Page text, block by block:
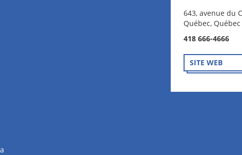
643, avenue du
Québec, Québec
418 666-4666
SITE WEB